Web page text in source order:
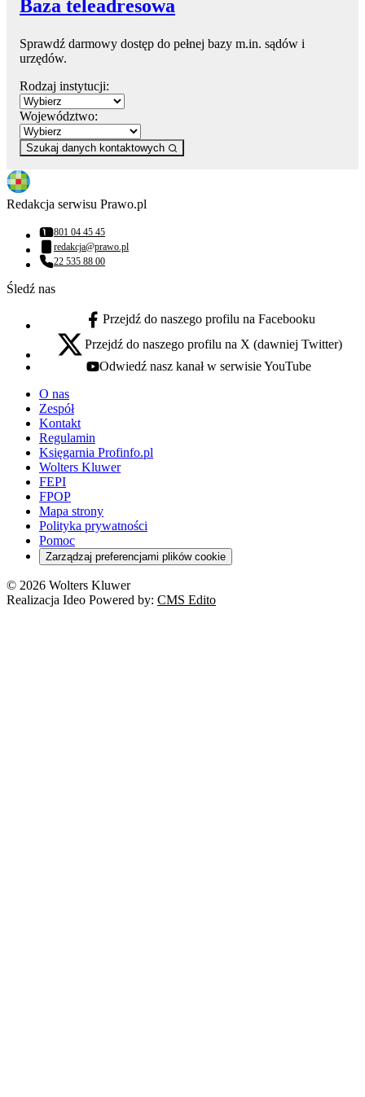
Baza teleadresowa
Sprawdź darmowy dostęp do pełnej bazy m.in. sądów i
urzędów.
Rodzaj instytucji:
Województwo:
Szukaj danych kontaktowych
Redakcja serwisu Prawo.pl
Numer telefonu:
801 04 45 45
Adres email:
redakcja@prawo.pl
Numer telefonu:
22 535 88 00
Śledź nas
facebook - otwiera się w nowej karcie
Przejdź do naszego profilu na Facebooku
x - otwiera się w nowej karcie
Przejdź do naszego profilu na X (dawniej Twitter)
youtube - otwiera się w nowej karcie
Odwiedź nasz kanał w serwisie YouTube
O nas
Zespół
Kontakt
Regulamin
Księgarnia Profinfo.pl
Wolters Kluwer
FEPI
FPOP
Mapa strony
Polityka prywatności
Pomoc
Zarządzaj preferencjami plików cookie
© 2026 Wolters Kluwer
Realizacja Ideo Powered by: CMS Edito